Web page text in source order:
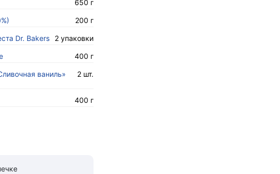
650 г
200 г
Dr. Bakers 2 упаковки
400 г
ваниль»
2 шт.
400 г